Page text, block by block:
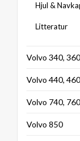
Hjul &
Litteratur
Volvo 340, 360
Volvo 440,
Volvo 740,
Volvo 850